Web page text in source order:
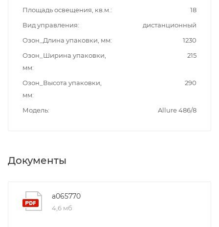
Площадь освещения, кв.м.
18
Вид управления
дистанционный
Озон_Длина упаковки, мм
1230
Озон_Ширина упаковки,
мм
215
Озон_Высота упаковки,
мм
290
Модель Allure 486/8
Документы
a065770
4,6 мб